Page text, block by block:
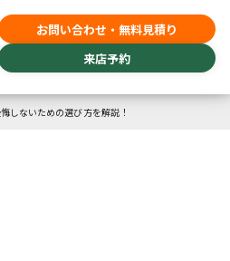
お問い合わせ・無料見積り
来店予約
しないための選び方を解説！